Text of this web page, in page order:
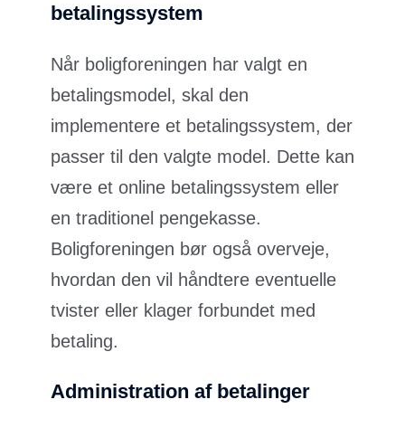
betalingssystem
Når boligforeningen har valgt en
betalingsmodel, skal den
implementere et betalingssystem, der
passer til den valgte model. Dette kan
være et online betalingssystem eller
en traditionel pengekasse.
Boligforeningen bør også overveje,
hvordan den vil håndtere eventuelle
tvister eller klager forbundet med
betaling.
Administration af betalinger